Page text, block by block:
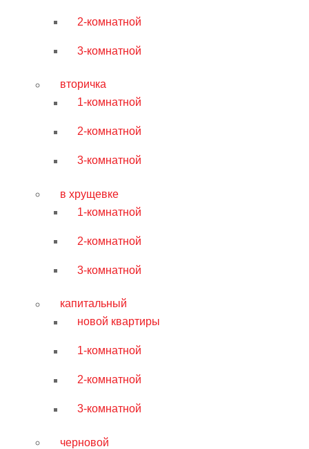
2-комнатной
3-комнатной
вторичка
1-комнатной
2-комнатной
3-комнатной
в хрущевке
1-комнатной
2-комнатной
3-комнатной
капитальный
новой квартиры
1-комнатной
2-комнатной
3-комнатной
черновой